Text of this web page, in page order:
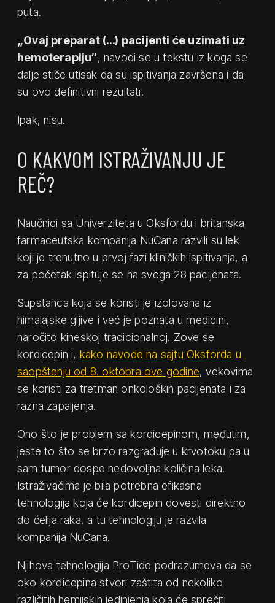
puta.
„Ovaj preparat (…) pacijenti će uzimati uz
hemoterapiju“, navodi se u tekstu iz koga se
dalje stiče utisak da su ispitivanja završena i da
su ovo definitivni rezultati.
Ipak, nisu.
O KAKVOM ISTRAŽIVANJU JE
REČ?
Naučnici sa Univerziteta u Oksfordu i britanska
farmaceutska kompanija NuCana razvili su lek
koji je trenutno u prvoj fazi kliničkih ispitivanja, a
za početak ispituje se na svega 28 pacijenata.
Supstanca koja se koristi je izolovana iz
himalajske gljive i već je poznata u medicini,
naročito kineskoj tradicionalnoj. Zove se
kordicepin i, kako navode na sajtu Oksforda u
saopštenju od 8. oktobra ove godine, vekovima
se koristi za tretman onkoloških pacijenata i za
razna zapaljenja.
Ono što je problem sa kordicepinom, međutim,
jeste to što se brzo razgrađuje u krvotoku pa u
sam tumor dospe nedovoljna količina leka.
Istraživačima je bila potrebna efikasna
tehnologija koja će kordicepin dovesti direktno
do ćelija raka, a tu tehnologiju je razvila
kompanija NuCana.
Njihova tehnologija ProTide podrazumeva da se
oko kordicepina stvori zaštita od nekoliko
različitih hemijskih jedinjenja koja će sprečiti